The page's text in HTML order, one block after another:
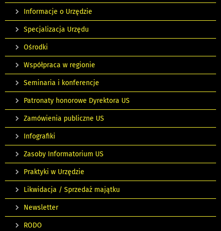
Informacje o Urzędzie
Specjalizacja Urzędu
Ośrodki
Współpraca w regionie
Seminaria i konferencje
Patronaty honorowe Dyrektora US
Zamówienia publiczne US
Infografiki
Zasoby Informatorium US
Praktyki w Urzędzie
Likwidacja / Sprzedaż majątku
Newsletter
RODO